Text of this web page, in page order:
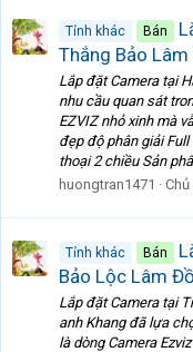
Tỉnh khác Bán
Thắng Bảo
Lắp đặt Camera tại
nhu cầu quan sát
EZVIZ nhỏ xinh mà
đẹp độ phân giải
thoại 2 chiều Sản
huongtran1471
Tỉnh khác Bán
Bảo Lộc Lâm
Lắp đặt Camera tại
anh Khang đã lựa
là dòng Camera